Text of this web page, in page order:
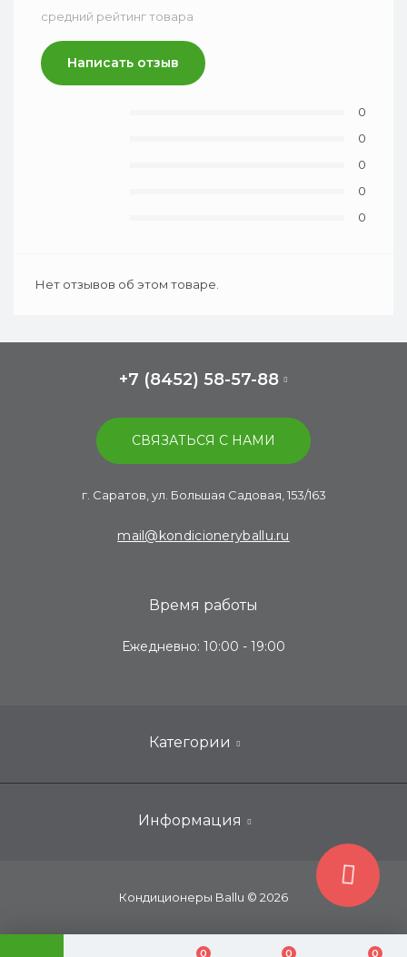
0 0 0
средний рейтинг товара
Написать отзыв
0
0
0
0
0
Нет отзывов об этом товаре.
+7 (8452) 58-57-88
СВЯЗАТЬСЯ С НАМИ
г. Саратов, ул. Большая Садовая, 153/163
mail@kondicioneryballu.ru
Категории
Мульти-сплит-системы
Информация
Установка
Время работы
Ежедневно: 10:00 - 19:00
Кондиционеры Ballu © 2026